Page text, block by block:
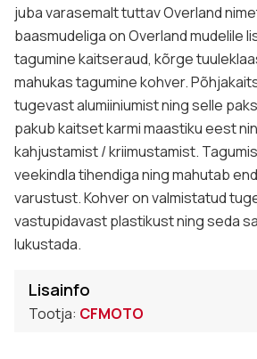
juba varasemalt tuttav Overland
baasmudeliga on Overland mudelile
tagumine kaitseraud, kõrge
mahukas tagumine kohver.
tugevast alumiiniumist ning selle
pakub kaitset karmi maastiku eest
kahjustamist / kriimustamist.
veekindla tihendiga ning mahutab
varustust. Kohver on valmistatud
vastupidavast plastikust ning seda
lukustada.
Lisainfo
Tootja: CFMOTO